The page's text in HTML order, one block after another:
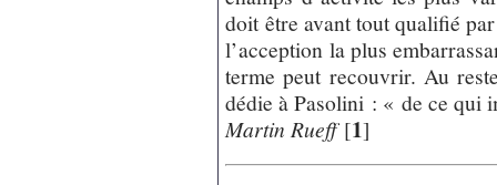
doit être avant tout qualifié
l’acception la plus
terme peut recouvrir. Au
dédie à Pasolini : « de ce qui
Martin Rueff[1]